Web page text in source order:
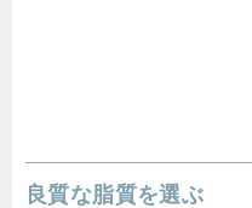
良質な脂質を選ぶ